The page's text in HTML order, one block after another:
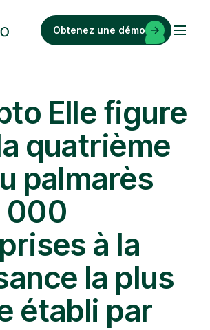
Obtenez une démo
Elle figure
quatrième
palmarès
000
à la
la plus
établi par